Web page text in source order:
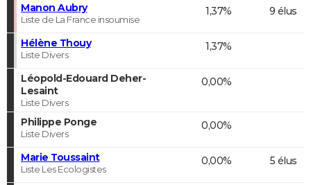
Manon Aubry
Liste de La France insoumise
1,37% 9 élus
Hélène Thouy
Liste Divers
1,37%
Léopold-Edouard Deher-
Lesaint
Liste Divers
0,00%
Philippe Ponge
Liste Divers
0,00%
Marie Toussaint
Liste Les Ecologistes
0,00% 5 élus